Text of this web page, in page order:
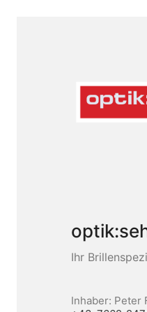
Ihr
Inhaber: Peter